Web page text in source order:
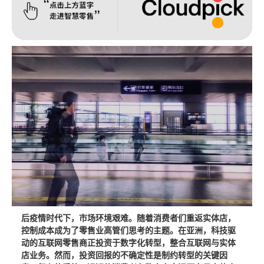
后疫情时代下，市场环境艰难。随着消费者们重返实体店，
控制成本成为了零售业高管们思考的主题。在亚洲，科技驱
动的互联网零售商正投资于数字化转型，整合互联网与实体
店业务。然而，投资回报的不确定性是制约转型的关键因